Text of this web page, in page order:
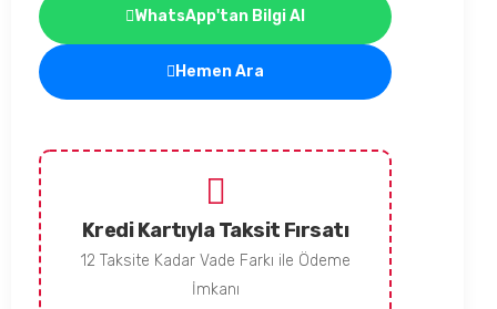
WhatsApp'tan Bilgi Al
Hemen Ara
Kredi Kartıyla Taksit Fırsatı
12 Taksite Kadar Vade Farkı ile Ödeme
İmkanı